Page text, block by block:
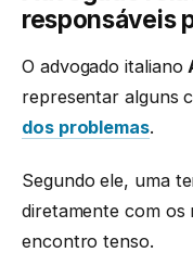
responsáveis
O advogado italiano
representar alguns
dos problemas.
Segundo ele, uma
diretamente com os
encontro tenso.